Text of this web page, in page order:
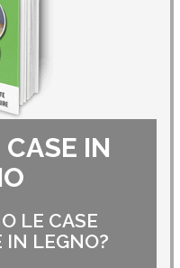
IN
LE CASE
IN LEGNO?